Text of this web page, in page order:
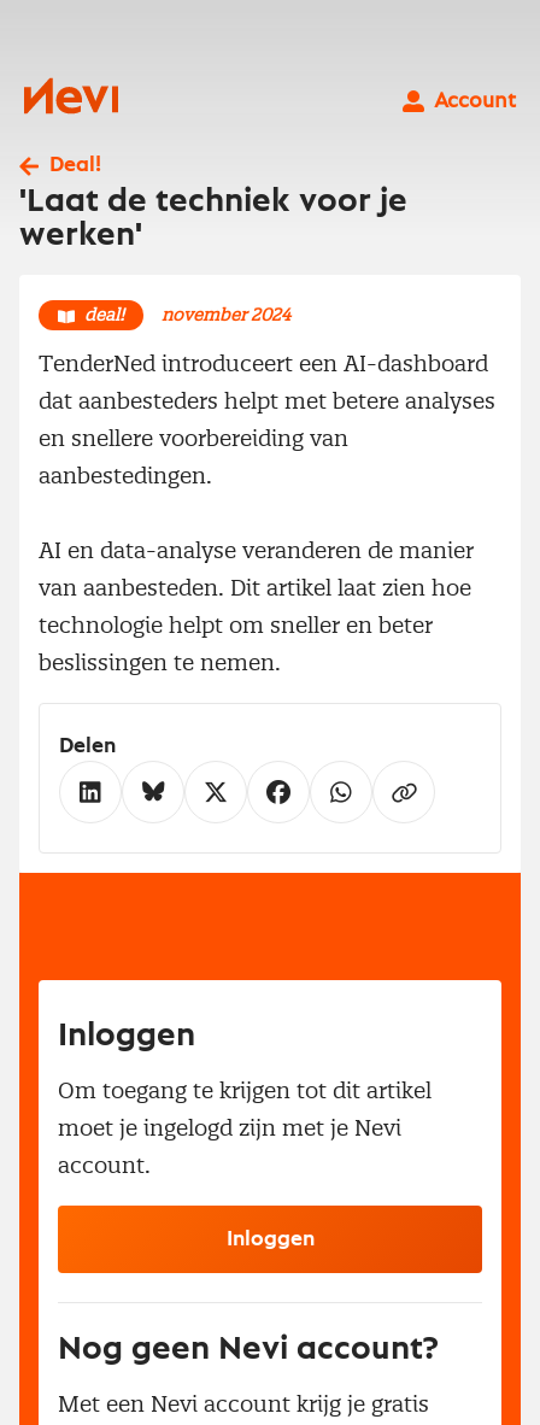
Nevi
Account
Deal!
'Laat de techniek voor je
werken'
deal! november 2024
TenderNed introduceert een AI-dashboard
dat aanbesteders helpt met betere analyses
en snellere voorbereiding van
aanbestedingen.
AI en data-analyse veranderen de manier
van aanbesteden. Dit artikel laat zien hoe
technologie helpt om sneller en beter
beslissingen te nemen.
Delen
Inloggen
Om toegang te krijgen tot dit artikel
moet je ingelogd zijn met je Nevi
account.
Inloggen
Nog geen Nevi account?
Met een Nevi account krijg je gratis